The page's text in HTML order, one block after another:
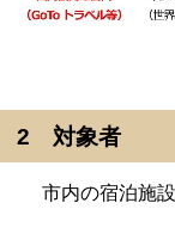
2 対象者
市内の宿泊施